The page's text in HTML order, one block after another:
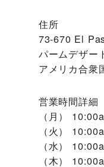
住所
73-670 El
パームデザー
アメリカ合衆
営業時間詳細
（月）
（火）
（水）
（木）